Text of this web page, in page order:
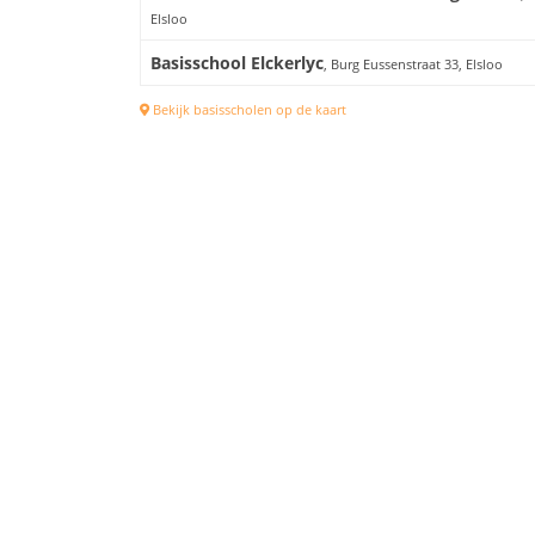
Elsloo
Basisschool Elckerlyc, Burg Eussenstraat 33, Elsloo
Bekijk basisscholen op de kaart